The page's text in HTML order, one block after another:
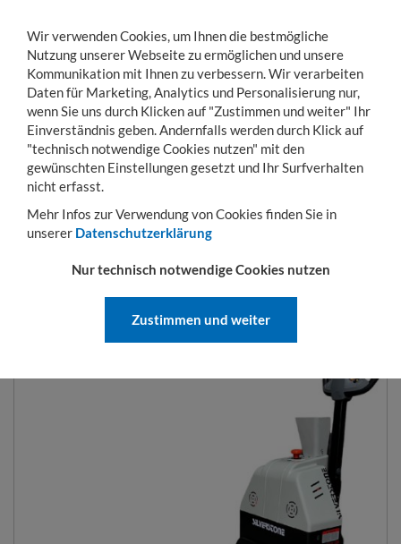
Toggle
navigation
MENÜ KONTO WARENKORB
Sie sind hier: Hubgeräte Wiegehubwagen
ELEKTRO-HUBWAGEN ESL15-SC
ESL15-SC
Wir verwenden Cookies, um Ihnen die bestmögliche
Nutzung unserer Webseite zu ermöglichen und unsere
Kommunikation mit Ihnen zu verbessern. Wir verarbeiten
Daten für Marketing, Analytics und Personalisierung nur,
wenn Sie uns durch Klicken auf "Zustimmen und weiter" Ihr
Einverständnis geben. Andernfalls werden durch Klick auf
"technisch notwendige Cookies nutzen" mit den
gewünschten Einstellungen gesetzt und Ihr Surfverhalten
nicht erfasst.
Mehr Infos zur Verwendung von Cookies finden Sie in
unserer Datenschutzerklärung
Nur technisch notwendige Cookies nutzen
Zustimmen und weiter